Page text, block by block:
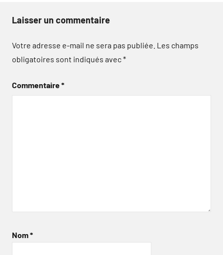
Laisser un commentaire
Votre adresse e-mail ne sera pas publiée. Les champs
obligatoires sont indiqués avec*
Commentaire*
Nom*